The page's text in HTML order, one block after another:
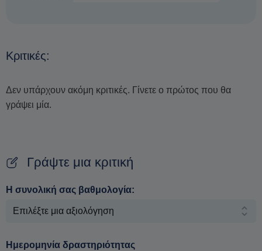
Κριτικές:
Δεν υπάρχουν ακόμη κριτικές. Γίνετε ο πρώτος που θα
γράψει μία.
Γράψτε μια κριτική
Η συνολική σας βαθμολογία:
Ημερομηνία δραστηριότητας